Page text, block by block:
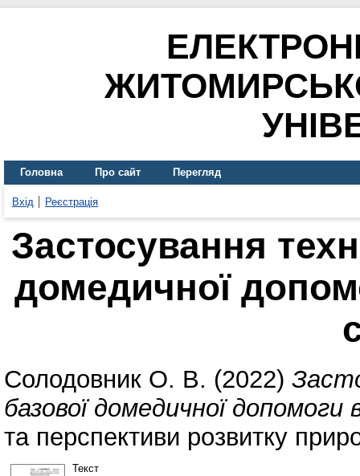
Головна Про сайт Перегляд
Вхід Реєстрація
Застосування
домедичної
Солодовник О. В. (2022)
базової домедичної
та перспективи розвитку
Текст